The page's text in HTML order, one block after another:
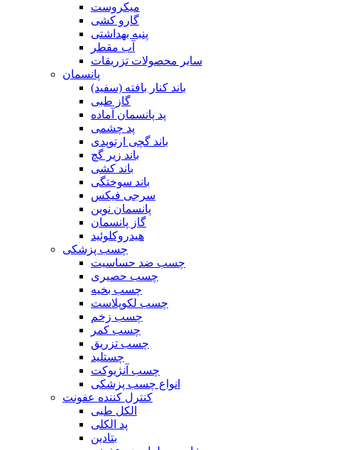
میکروست
گارو کشی
پنبه بهداشتی
آب مقطر
سایر محصولات تزریقات
پانسمان
باند کنار بافته (سفید)
گاز طبی
پد پانسمان آماده
پد چشمی
باند گچی ارتوپدی
باند زیر گچ
باند کشی
باند سوختگی
سرجی فیکس
پانسمان نوین
گاز پانسمان
هیدروکلوئید
چسب پزشکی
چسب ضد حساسیت
چسب حصیری
چسب بخیه
چسب لکوپلاست
چسب زخم
چسب کمر
چسب تزریق
چستلید
چسب آنژیوکت
انواع چسب پزشکی
کنترل کننده عفونت
الکل طبی
پد الکلی
بتادین